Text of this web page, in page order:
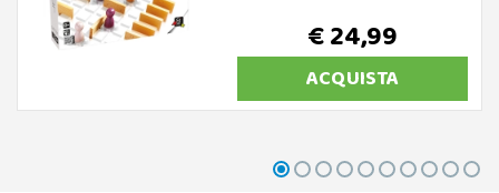
€ 24,99
ACQUISTA